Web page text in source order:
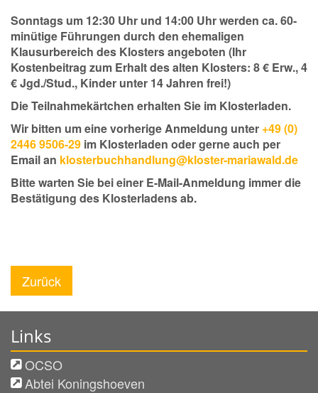
Sonntags um 12:30 Uhr und 14:00 Uhr werden ca. 60-
minütige Führungen durch den ehemaligen
Klausurbereich des Klosters angeboten (Ihr
Kostenbeitrag zum Erhalt des alten Klosters: 8 € Erw., 4
€ Jgd./Stud., Kinder unter 14 Jahren frei!)
Die Teilnahmekärtchen erhalten Sie im Klosterladen.
Wir bitten um eine vorherige Anmeldung unter +49 (0)
2446 9506-29 im Klosterladen oder gerne auch per
Email an klosterbuchhandlung@kloster-mariawald.de
Bitte warten Sie bei einer E-Mail-Anmeldung immer die
Bestätigung des Klosterladens ab.
Zurück
Links
OCSO
Abtei Koningshoeven